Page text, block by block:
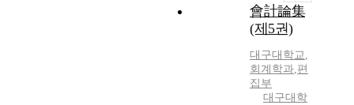
會計論集
(제5권)
대구대학교,
회계학과,편
집부
대구대학